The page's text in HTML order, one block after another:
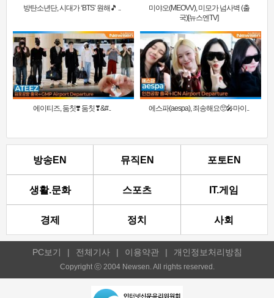
방탄소년단, 시대가 ‘BTS’ 원해🎵 ..
미야오(MEOVV), 미모가 넘사벽 (출
국)[뉴스엔TV]
에이티즈, 둠칫❣️ 둠칫❣&#.. 에스파(aespa), 죄송해요🥺🎤마이..
방송EN 뮤직EN 포토EN
생활.문화 스포츠 IT.게임
경제 정치 사회
PC보기 | 전체기사 | 이용약관 | 개인정보처리방침
Copyright ⓒ 2004 Newsen. All rights reserved.